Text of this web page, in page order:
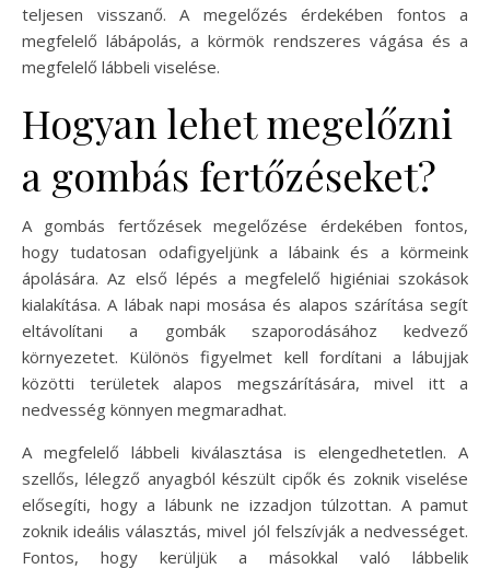
teljesen visszanő. A megelőzés érdekében fontos a
megfelelő lábápolás, a körmök rendszeres vágása és a
megfelelő lábbeli viselése.
Hogyan lehet megelőzni
a gombás fertőzéseket?
A gombás fertőzések megelőzése érdekében fontos,
hogy tudatosan odafigyeljünk a lábaink és a körmeink
ápolására. Az első lépés a megfelelő higiéniai szokások
kialakítása. A lábak napi mosása és alapos szárítása segít
eltávolítani a gombák szaporodásához kedvező
környezetet. Különös figyelmet kell fordítani a lábujjak
közötti területek alapos megszárítására, mivel itt a
nedvesség könnyen megmaradhat.
A megfelelő lábbeli kiválasztása is elengedhetetlen. A
szellős, lélegző anyagból készült cipők és zoknik viselése
elősegíti, hogy a lábunk ne izzadjon túlzottan. A pamut
zoknik ideális választás, mivel jól felszívják a nedvességet.
Fontos, hogy kerüljük a másokkal való lábbelik